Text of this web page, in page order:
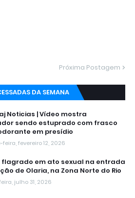
Próxima Postagem
DA SEMANA
Noticias | Vídeo mostra
sendo estuprado com frasco
em presídio
fevereiro 12, 2026
flagrado em ato sexual na entrada
de Olaria, na Zona Norte do Rio
julho 31, 2026